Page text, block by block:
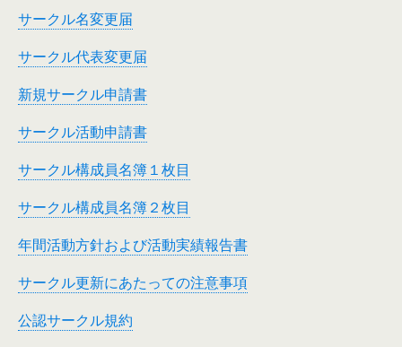
サークル名変更届
サークル代表変更届
新規サークル申請書
サークル活動申請書
サークル構成員名簿１枚目
サークル構成員名簿２枚目
年間活動方針および活動実績報告書
サークル更新にあたっての注意事項
公認サークル規約